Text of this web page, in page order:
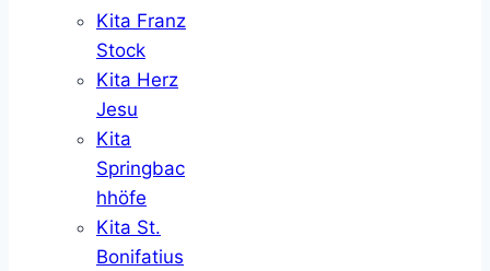
Kita Franz
Stock
Kita Herz
Jesu
Kita
Springbac
hhöfe
Kita St.
Bonifatius